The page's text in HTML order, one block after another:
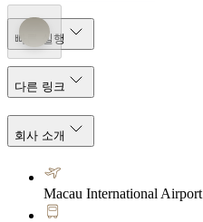
빠른 실행
다른 링크
회사 소개
Macau International Airport